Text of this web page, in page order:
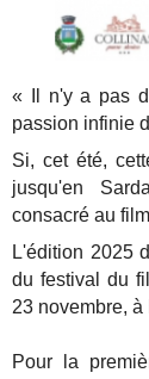
« Il n'y a pas
passion infinie
Si, cet été,
jusqu'en
consacré au
L'édition 2025
du festival du
23 novembre,
Pour la